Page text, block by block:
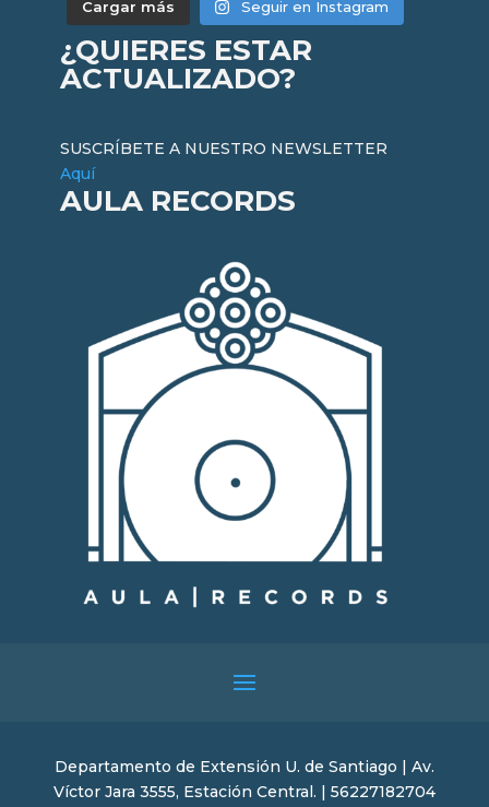
Cargar más Seguir en Instagram
¿QUIERES ESTAR
ACTUALIZADO?
SUSCRÍBETE A NUESTRO NEWSLETTER
Aquí
AULA RECORDS
Departamento de Extensión U. de Santiago | Av.
Víctor Jara 3555, Estación Central. | 56227182704